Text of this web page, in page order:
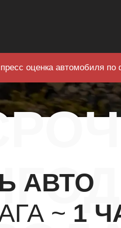
оценка автомобиля
АВТО
~ 1